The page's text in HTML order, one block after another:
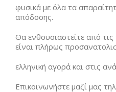
φυσικά με όλα τα
απόδοσης.
Θα ενθουσιαστείτε από
είναι πλήρως
ελληνική αγορά και στις
Επικοινωνήστε μαζί μας